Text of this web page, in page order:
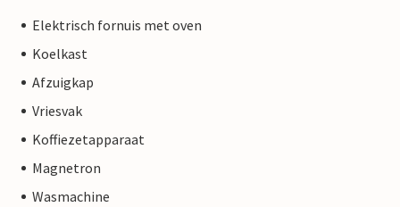
Elektrisch fornuis met oven
Koelkast
Afzuigkap
Vriesvak
Koffiezetapparaat
Magnetron
Wasmachine